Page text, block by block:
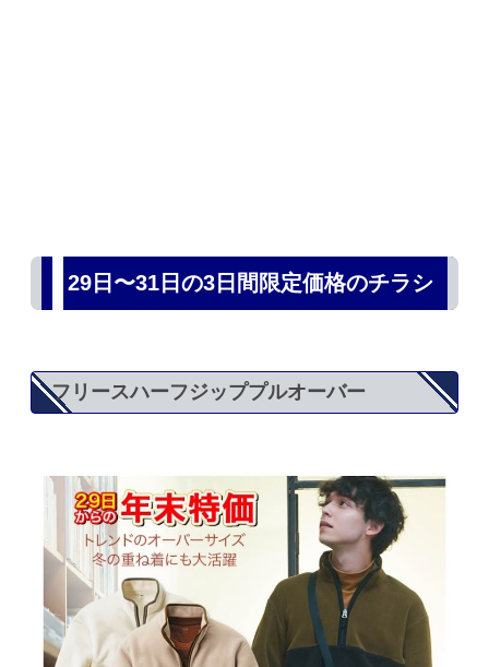
29日〜31日の3日間限定価格のチラシ
フリースハーフジッププルオーバー